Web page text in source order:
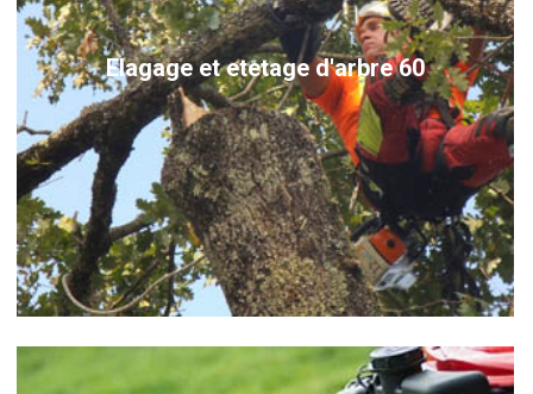
Elagage et etetage d'arbre 60